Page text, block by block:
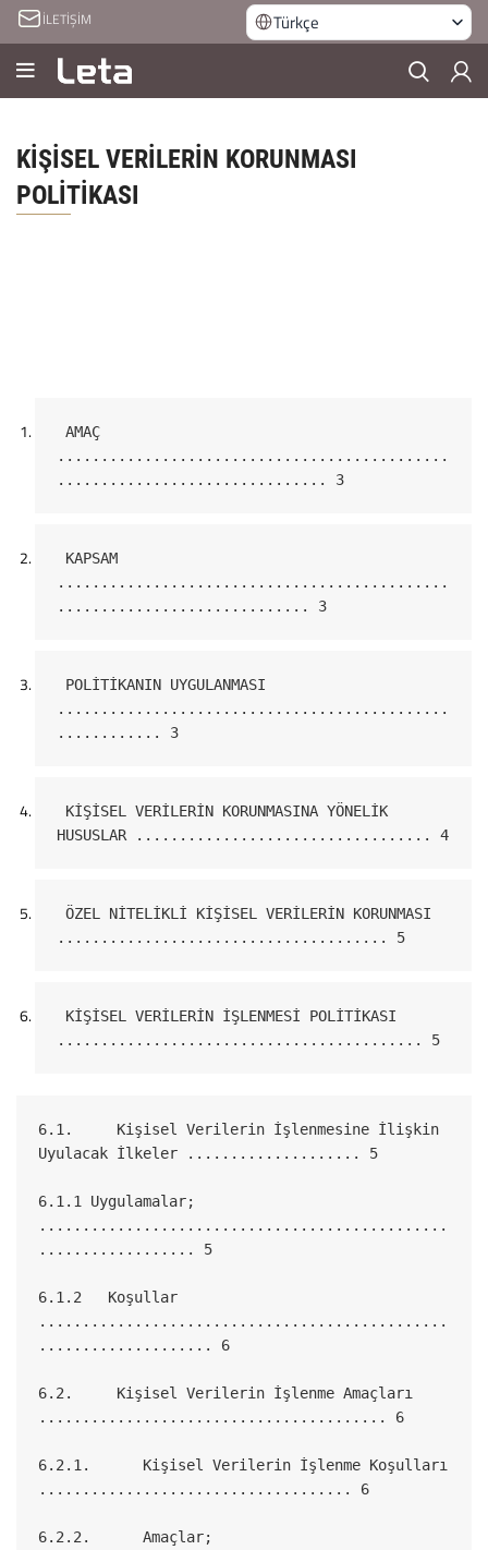
İLETİŞİM Türkçe
KİŞİSEL VERİLERİN KORUNMASI
POLİTİKASI
.............................................
...............................
3
.............................................
............................. 3
.............................................
............
3
HUSUSLAR .................................. 4
...................................... 5
.......................................... 5
6.1.     Kişisel Verilerin İşlenmesine İlişkin
Uyulacak İlkeler .................... 5
6.1.1 Uygulamalar;
...............................................
.................. 5
6.1.2   Koşullar
...............................................
.................... 6
6.2.     Kişisel Verilerin İşlenme Amaçları
........................................ 6
6.2.1.      Kişisel Verilerin İşlenme Koşulları
.................................... 6
6.2.2.      Amaçlar;